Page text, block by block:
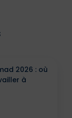
2026 : où
à